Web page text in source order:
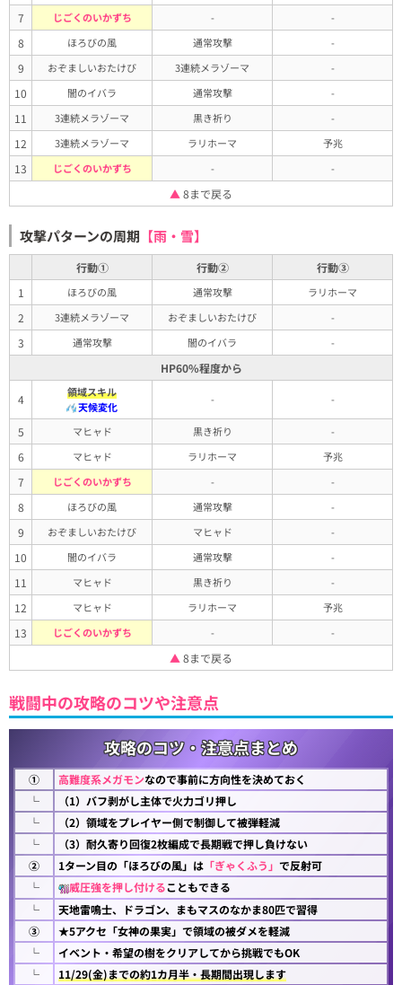
7 じごくのいかずち - -
8 ほろびの風 通常攻撃 -
9 おぞましいおたけび 3連続メラゾーマ -
10 闇のイバラ 通常攻撃 -
11 3連続メラゾーマ 黒き祈り -
12 3連続メラゾーマ ラリホーマ 予兆
13 じごくのいかずち - -
▲ 8まで戻る
攻撃パターンの周期 【雨・雪】
行動① 行動②
行動③
1
ほろびの風 通常攻撃 ラリホーマ
2 3連続メラゾーマ おぞましいおたけび -
3 通常攻撃 闇のイバラ -
HP60%程度から
4
領域スキル
天候変化
- -
5 マヒャド 黒き祈り -
6 マヒャド ラリホーマ 予兆
7 じごくのいかずち - -
8 ほろびの風 通常攻撃 -
9 おぞましいおたけび マヒャド -
10 闇のイバラ 通常攻撃 -
11 マヒャド 黒き祈り -
12 マヒャド ラリホーマ 予兆
13 じごくのいかずち - -
▲ 8まで戻る
戦闘中の攻略のコツや注意点
攻略のコツ・注意点まとめ
① 高難度系メガモンなので事前に方向性を決めておく
└
（1）バフ剥がし主体で火力ゴリ押し
└
（2）領域をプレイヤー側で制御して被弾軽減
└
（3）耐久寄り回復2枚編成で長期戦で押し負けない
②
1ターン目の「ほろびの風」は 「ぎゃくふう」 で反射可
└
威圧強を押し付けることもできる
└
天地雷鳴士、ドラゴン、まもマスのなかま80匹で習得
③
★5アクセ「女神の果実」で領域の被ダメを軽減
└
イベント・希望の樹をクリアしてから挑戦でもOK
└
11/29(金)までの約1カ月半・長期間出現します